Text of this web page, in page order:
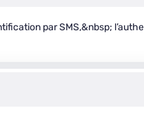
par SMS,&nbsp;